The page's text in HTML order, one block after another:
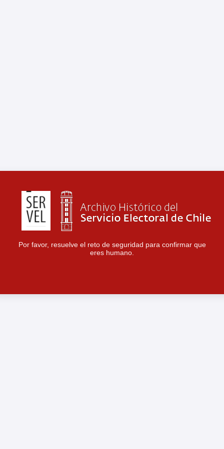
Por favor, resuelve el reto de seguridad para confirmar que
eres humano.